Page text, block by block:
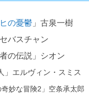
の憂鬱」古泉一樹
バスチャン
の伝説」シオン
」エルヴィン・スミス
奇妙な冒険2」空条承太郎